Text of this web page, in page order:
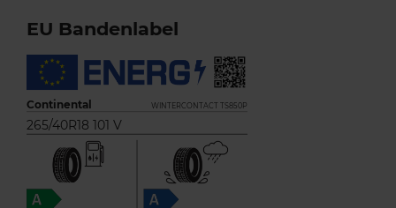
EU Bandenlabel
Continental WINTERCONTACT TS850P
265/40R18 101 V